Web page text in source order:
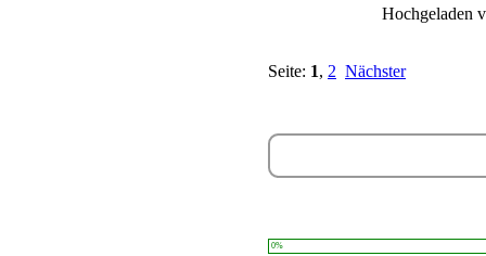
Hochgeladen
Seite: 1, 2 Nächster
0%